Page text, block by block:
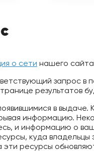
о сети нашего
запрос в
результатов
в выдаче.
информацию.
и информацию о
куда
ресурсы